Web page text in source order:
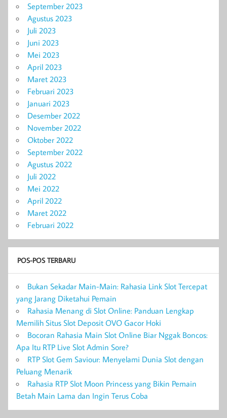
September 2023
Agustus 2023
Juli 2023
Juni 2023
Mei 2023
April 2023
Maret 2023
Februari 2023
Januari 2023
Desember 2022
November 2022
Oktober 2022
September 2022
Agustus 2022
Juli 2022
Mei 2022
April 2022
Maret 2022
Februari 2022
POS-POS TERBARU
Bukan Sekadar Main-Main: Rahasia Link Slot Tercepat
yang Jarang Diketahui Pemain
Rahasia Menang di Slot Online: Panduan Lengkap
Memilih Situs Slot Deposit OVO Gacor Hoki
Bocoran Rahasia Main Slot Online Biar Nggak Boncos:
Apa Itu RTP Live Slot Admin Sore?
RTP Slot Gem Saviour: Menyelami Dunia Slot dengan
Peluang Menarik
Rahasia RTP Slot Moon Princess yang Bikin Pemain
Betah Main Lama dan Ingin Terus Coba